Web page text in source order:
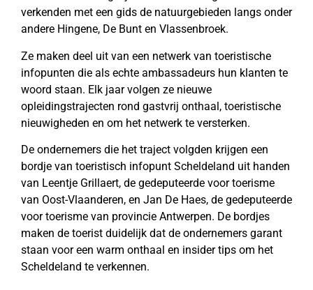
verkenden met een gids de natuurgebieden langs onder
andere Hingene, De Bunt en Vlassenbroek.
Ze maken deel uit van een netwerk van toeristische
infopunten die als echte ambassadeurs hun klanten te
woord staan. Elk jaar volgen ze nieuwe
opleidingstrajecten rond gastvrij onthaal, toeristische
nieuwigheden en om het netwerk te versterken.
De ondernemers die het traject volgden krijgen een
bordje van toeristisch infopunt Scheldeland uit handen
van Leentje Grillaert, de gedeputeerde voor toerisme
van Oost-Vlaanderen, en Jan De Haes, de gedeputeerde
voor toerisme van provincie Antwerpen. De bordjes
maken de toerist duidelijk dat de ondernemers garant
staan voor een warm onthaal en insider tips om het
Scheldeland te verkennen.